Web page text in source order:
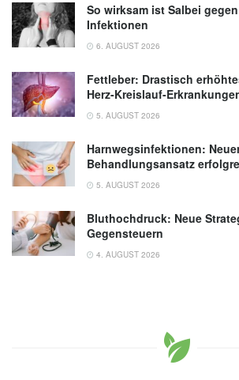
So wirksam ist Salbei
Infektionen
6. AUGUST 2026
Fettleber: Drastisch
Herz-Kreislauf-
5. AUGUST 2026
Harnwegsinfektionen:
Behandlungsansatz
5. AUGUST 2026
Bluthochdruck: Neue
Gegensteuern
4. AUGUST 2026